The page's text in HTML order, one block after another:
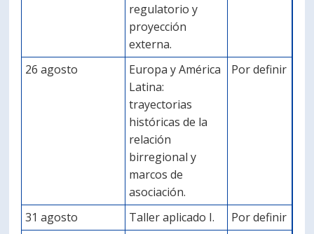
regulatorio y
proyección
externa.
26 agosto
Europa y América
Latina:
trayectorias
históricas de la
relación
birregional y
marcos de
asociación.
Por definir
31 agosto Taller aplicado I.
Por definir